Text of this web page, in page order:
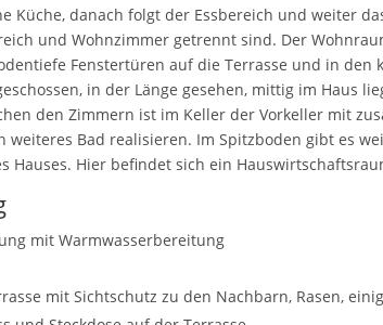
Küche, danach folgt der Essbereich und weiter
und Wohnzimmer getrennt sind. Der
Fenstertüren auf die Terrasse und in
in der Länge gesehen, mittig im Haus
den Zimmern ist im Keller der Vorkeller mit
weiteres Bad realisieren. Im Spitzboden gibt es
Hauses. Hier befindet sich ein
mit Warmwasserbereitung
mit Sichtschutz zu den Nachbarn, Rasen,